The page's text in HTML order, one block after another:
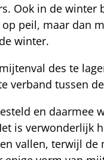
Ook in de
peil, maar dan
winter.
des te
verband tussen
en daarmee
is verwonderlijk
vallen, terwijl